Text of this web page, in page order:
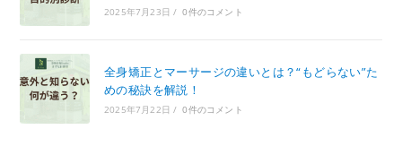
2025年7月23日 / 0件のコメント
全身矯正とマーサージの違いとは？“もどらない”た
めの秘訣を解説！
2025年7月22日 / 0件のコメント